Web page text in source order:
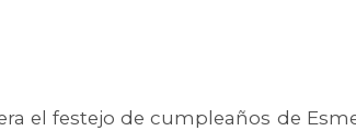
el festejo de cumpleaños de